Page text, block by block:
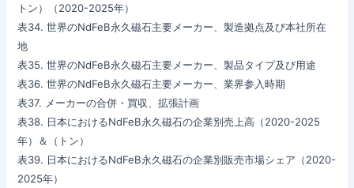
トン）（2020-2025年）
表34. 世界のNdFeB永久磁石主要メーカー、製造拠点及び本社所在
地
表35. 世界のNdFeB永久磁石主要メーカー、製品タイプ及び用途
表36. 世界のNdFeB永久磁石主要メーカー、業界参入時期
表37. メーカーの合併・買収、拡張計画
表38. 日本におけるNdFeB永久磁石の企業別売上高（2020-2025
年）＆（トン）
表39. 日本におけるNdFeB永久磁石の企業別販売市場シェア（2020-
2025年）